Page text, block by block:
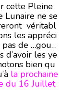
cette Pleine
Lunaire ne se
véritabl
les appréci
de …gour
d’avoir les ye
bien qu
la prochaine
du 16 Juillet